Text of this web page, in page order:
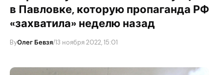
в Павловке, которую пропаганда РФ
«захватила» неделю назад
ByОлег Бевзя/13 ноября 2022, 15:01